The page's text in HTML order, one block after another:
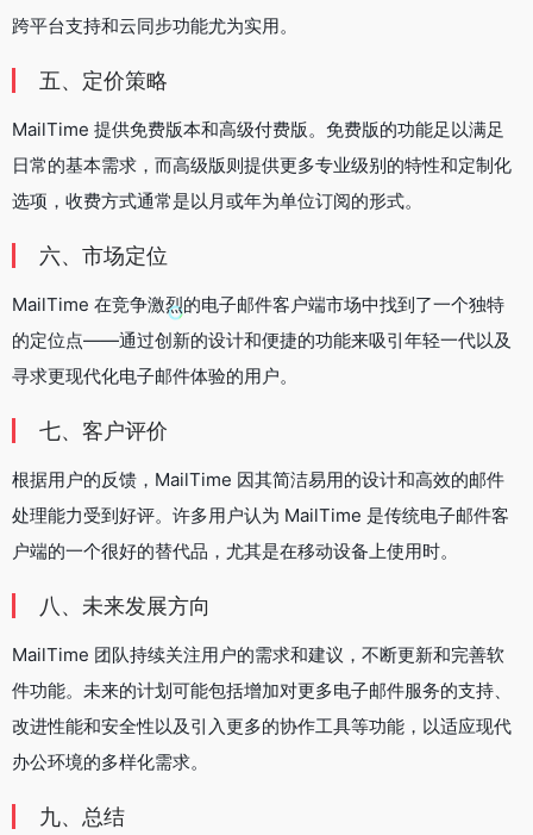
跨平台支持和云同步功能尤为实用。
五、定价策略
MailTime 提供免费版本和高级付费版。免费版的功能足以满足
日常的基本需求，而高级版则提供更多专业级别的特性和定制化
选项，收费方式通常是以月或年为单位订阅的形式。
六、市场定位
MailTime 在竞争激烈的电子邮件客户端市场中找到了一个独特
的定位点——通过创新的设计和便捷的功能来吸引年轻一代以及
寻求更现代化电子邮件体验的用户。
七、客户评价
根据用户的反馈，MailTime 因其简洁易用的设计和高效的邮件
处理能力受到好评。许多用户认为 MailTime 是传统电子邮件客
户端的一个很好的替代品，尤其是在移动设备上使用时。
八、未来发展方向
MailTime 团队持续关注用户的需求和建议，不断更新和完善软
件功能。未来的计划可能包括增加对更多电子邮件服务的支持、
改进性能和安全性以及引入更多的协作工具等功能，以适应现代
办公环境的多样化需求。
九、总结